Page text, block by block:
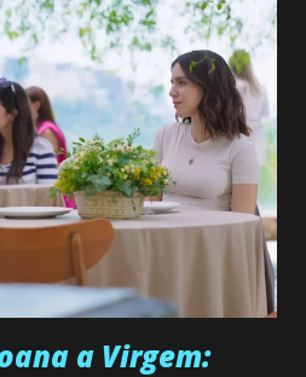
o homem que realmente
dedica todas as suas energias a
estudando e se orgulhando de
a ingressar na
muito alegre, é
determinada, criativa e
e é uma ótima amiga. Pode ser
quando decide fazer algo.
ela é inseminada por eng...
a Virgem: